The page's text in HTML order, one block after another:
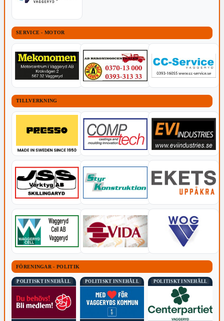
SERVICE - MOTOR
TILLVERKNING
FÖRENINGAR - POLITIK
POLITISKT INNEHÅLL POLITISKT INNEHÅLL POLITISKT INNEHÅLL